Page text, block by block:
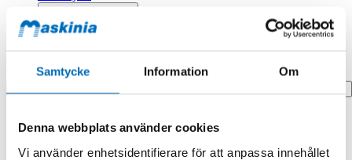
Samtycke Information Om
Denna webbplats använder cookies
Vi använder enhetsidentifierare för att anpassa innehållet
Profilprodukter
Search
Hem
Cover,dozer Cylinder